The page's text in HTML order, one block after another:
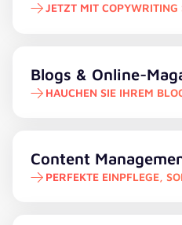
JETZT MIT COPYWRITING
Blogs & Online-
HAUCHEN SIE IHREM
Hauchen Sie Ihrem Blog
Content
PERFEKTE EINPFLEGE,
Perfekte Einpflege, sofort!